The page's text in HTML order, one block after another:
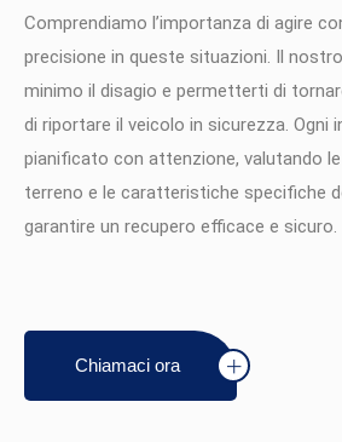
Comprendiamo l’importanza di agire
precisione in queste situazioni. Il
minimo il disagio e permetterti di
di riportare il veicolo in sicurezza. Ogni
pianificato con attenzione, valutando le
terreno e le caratteristiche specifiche
garantire un recupero efficace e sicuro.
Chiamaci ora